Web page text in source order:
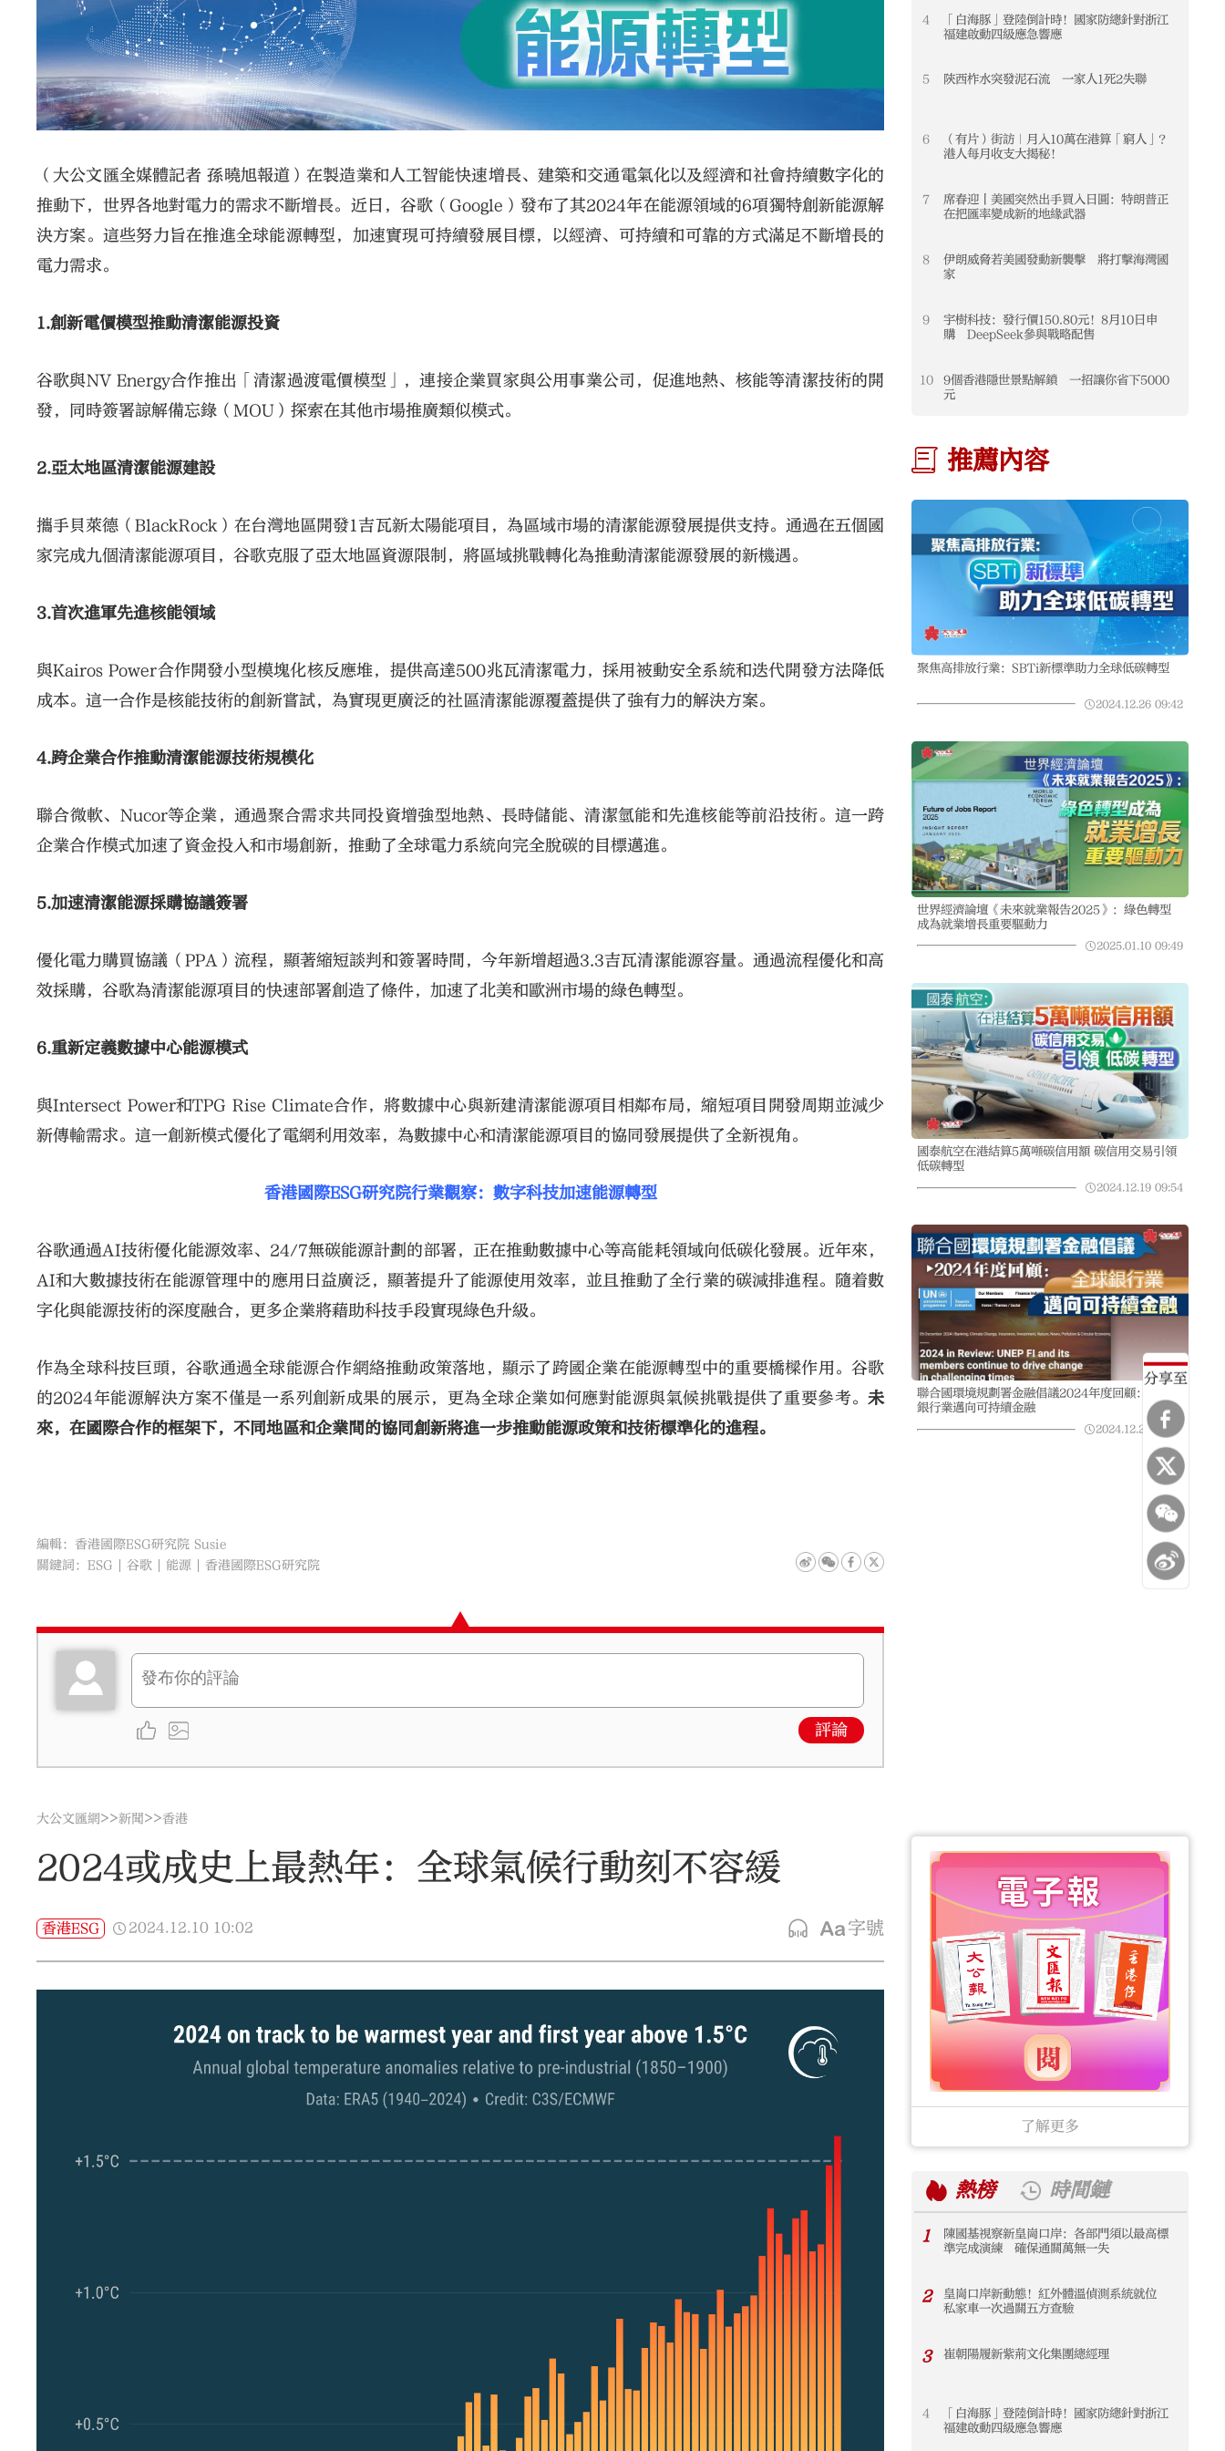
分享至
（大公文匯全媒體記者 孫曉旭報道）在製造業和人工智能快速增長、建築和交通電氣化以及經濟和社會持續數字化的
推動下，世界各地對電力的需求不斷增長。近日，谷歌（Google）發布了其2024年在能源領域的6項獨特創新能源解
決方案。這些努力旨在推進全球能源轉型，加速實現可持續發展目標，以經濟、可持續和可靠的方式滿足不斷增長的
電力需求。
1.創新電價模型推動清潔能源投資
谷歌與NV Energy合作推出「清潔過渡電價模型」，連接企業買家與公用事業公司，促進地熱、核能等清潔技術的開
發，同時簽署諒解備忘錄（MOU）探索在其他市場推廣類似模式。
2.亞太地區清潔能源建設
攜手貝萊德（BlackRock）在台灣地區開發1吉瓦新太陽能項目，為區域市場的清潔能源發展提供支持。通過在五個國
家完成九個清潔能源項目，谷歌克服了亞太地區資源限制，將區域挑戰轉化為推動清潔能源發展的新機遇。
3.首次進軍先進核能領域
與Kairos Power合作開發小型模塊化核反應堆，提供高達500兆瓦清潔電力，採用被動安全系統和迭代開發方法降低
成本。這一合作是核能技術的創新嘗試，為實現更廣泛的社區清潔能源覆蓋提供了強有力的解決方案。
4.跨企業合作推動清潔能源技術規模化
聯合微軟、Nucor等企業，通過聚合需求共同投資增強型地熱、長時儲能、清潔氫能和先進核能等前沿技術。這一跨
企業合作模式加速了資金投入和市場創新，推動了全球電力系統向完全脫碳的目標邁進。
5.加速清潔能源採購協議簽署
優化電力購買協議（PPA）流程，顯著縮短談判和簽署時間，今年新增超過3.3吉瓦清潔能源容量。通過流程優化和高
效採購，谷歌為清潔能源項目的快速部署創造了條件，加速了北美和歐洲市場的綠色轉型。
6.重新定義數據中心能源模式
與Intersect Power和TPG Rise Climate合作，將數據中心與新建清潔能源項目相鄰布局，縮短項目開發周期並減少
新傳輸需求。這一創新模式優化了電網利用效率，為數據中心和清潔能源項目的協同發展提供了全新視角。
香港國際ESG研究院行業觀察：數字科技加速能源轉型
谷歌通過AI技術優化能源效率、24/7無碳能源計劃的部署，正在推動數據中心等高能耗領域向低碳化發展。近年來，
AI和大數據技術在能源管理中的應用日益廣泛，顯著提升了能源使用效率，並且推動了全行業的碳減排進程。隨着數
字化與能源技術的深度融合，更多企業將藉助科技手段實現綠色升級。
作為全球科技巨頭，谷歌通過全球能源合作網絡推動政策落地，顯示了跨國企業在能源轉型中的重要橋樑作用。谷歌
的2024年能源解決方案不僅是一系列創新成果的展示，更為全球企業如何應對能源與氣候挑戰提供了重要參考。未
來，在國際合作的框架下，不同地區和企業間的協同創新將進一步推動能源政策和技術標準化的進程。
編輯：香港國際ESG研究院 Susie
關鍵詞： ESG 谷歌 能源 香港國際ESG研究院
評論
4
「白海豚」登陸倒計時！國家防總針對浙江
福建啟動四級應急響應
5 陝西柞水突發泥石流 一家人1死2失聯
6
（有片）街訪｜月入10萬在港算「窮人」？
港人每月收支大揭秘！
7
席春迎丨美國突然出手買入日圓：特朗普正
在把匯率變成新的地緣武器
8
伊朗威脅若美國發動新襲擊 將打擊海灣國
家
9
宇樹科技：發行價150.80元！8月10日申
購 DeepSeek參與戰略配售
10
9個香港隱世景點解鎖 一招讓你省下5000
元
推薦內容
聚焦高排放行業：SBTi新標準助力全球低碳轉型
2024.12.26 09:42
世界經濟論壇《未來就業報告2025》：綠色轉型
成為就業增長重要驅動力
2025.01.10 09:49
國泰航空在港結算5萬噸碳信用額 碳信用交易引領
低碳轉型
2024.12.19 09:54
聯合國環境規劃署金融倡議2024年度回顧：全球
銀行業邁向可持續金融
2024.12.25 09:35
大公文匯網>>新聞>>香港
2024或成史上最熱年：全球氣候行動刻不容緩
香港ESG 2024.12.10 10:02 字號
了解更多
熱榜 時間鏈
1
陳國基視察新皇崗口岸：各部門須以最高標
準完成演練 確保通關萬無一失
2
皇崗口岸新動態！紅外體溫偵測系統就位
私家車一次過關五方查驗
3 崔朝陽履新紫荊文化集團總經理
4
「白海豚」登陸倒計時！國家防總針對浙江
福建啟動四級應急響應